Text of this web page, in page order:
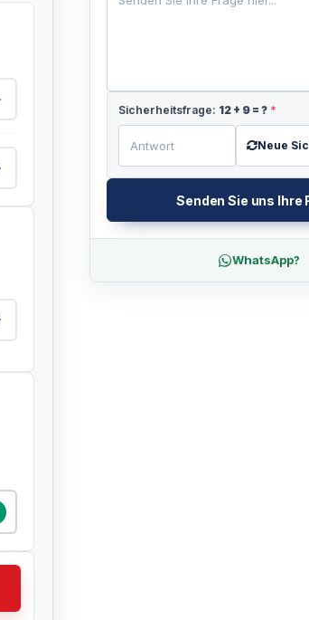
Sicherheitsfrage: 12+ 9= ? *
Neue
Senden Sie uns Ihre
WhatsApp?